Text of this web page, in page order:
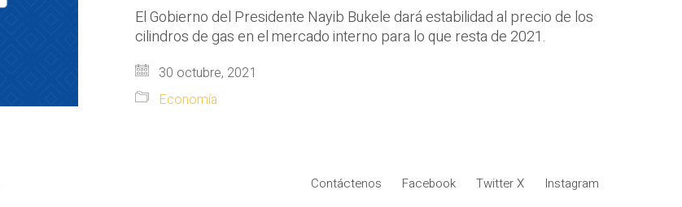
El Gobierno del Presidente Nayib Bukele dará estabilidad al precio de los
cilindros de gas en el mercado interno para lo que resta de 2021.
30 octubre, 2021
Economía
Contáctenos Facebook Twitter X Instagram